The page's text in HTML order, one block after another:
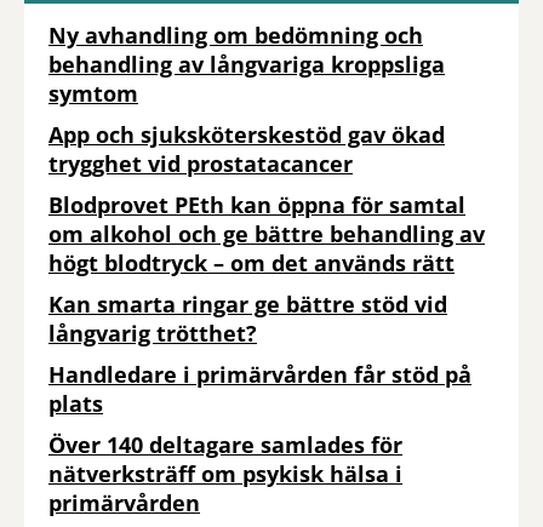
Ny avhandling om bedömning och
behandling av långvariga kroppsliga
symtom
App och sjuksköterskestöd gav ökad
trygghet vid prostatacancer
Blodprovet PEth kan öppna för samtal
om alkohol och ge bättre behandling av
högt blodtryck – om det används rätt
Kan smarta ringar ge bättre stöd vid
långvarig trötthet?
Handledare i primärvården får stöd på
plats
Över 140 deltagare samlades för
nätverksträff om psykisk hälsa i
primärvården